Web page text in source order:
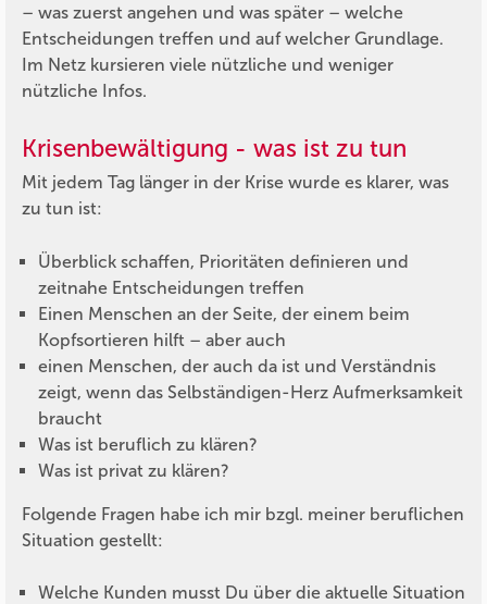
– was zuerst angehen und was später – welche
Entscheidungen treffen und auf welcher Grundlage.
Im Netz kursieren viele nützliche und weniger
nützliche Infos.
Krisenbewältigung - was ist zu tun
Mit jedem Tag länger in der Krise wurde es klarer, was
zu tun ist:
Überblick schaffen, Prioritäten definieren und
zeitnahe Entscheidungen treffen
Einen Menschen an der Seite, der einem beim
Kopfsortieren hilft – aber auch
einen Menschen, der auch da ist und Verständnis
zeigt, wenn das Selbständigen-Herz Aufmerksamkeit
braucht
Was ist beruflich zu klären?
Was ist privat zu klären?
Folgende Fragen habe ich mir bzgl. meiner beruflichen
Situation gestellt:
Welche Kunden musst Du über die aktuelle Situation